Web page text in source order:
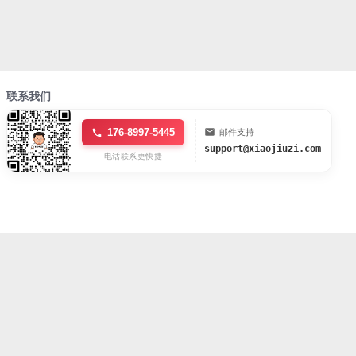
联系我们
176-8997-5445
电话联系更快捷
邮件支持
support@xiaojiuzi.com